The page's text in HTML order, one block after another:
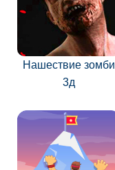
Нашествие зомби
3д